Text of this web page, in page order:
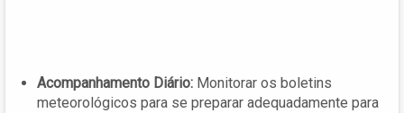
Acompanhamento Diário: Monitorar os boletins
meteorológicos para se preparar adequadamente para